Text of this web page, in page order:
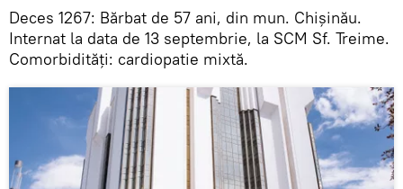
Deces 1267: Bărbat de 57 ani, din mun. Chișinău.
Internat la data de 13 septembrie, la SCM Sf. Treime.
Comorbidități: cardiopatie mixtă.